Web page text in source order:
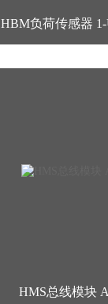
HBM负荷传感器
HMS总线模块